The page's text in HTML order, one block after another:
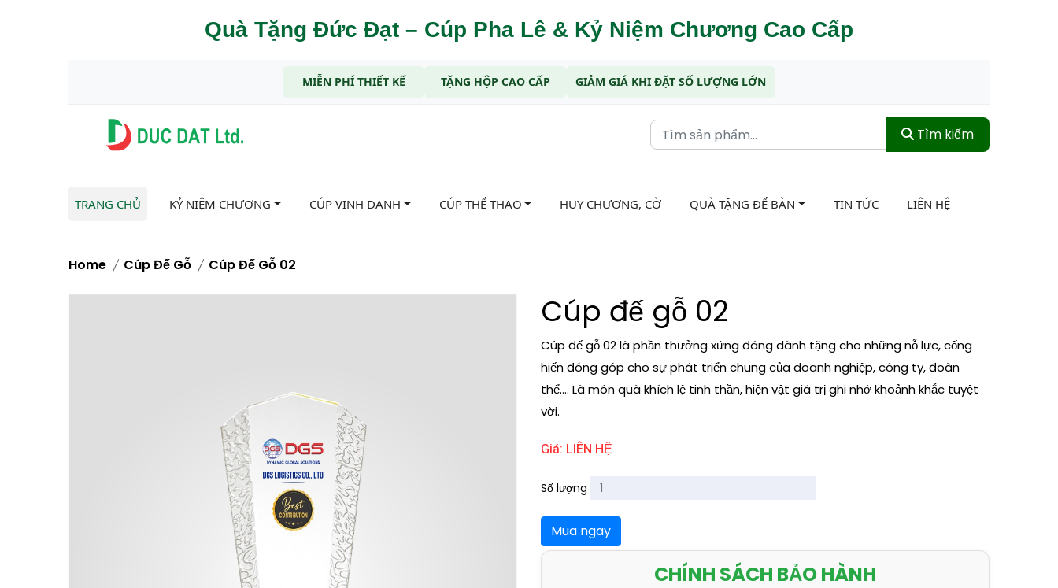
Quà Tặng Đức Đạt – Cúp Pha Lê & Kỷ Niệm Chương Cao Cấp
MIỄN PHÍ THIẾT KẾ TẶNG HỘP CAO CẤP GIẢM GIÁ KHI ĐẶT SỐ LƯỢNG LỚN
Tìm kiếm
TRANG CHỦ KỶ NIỆM CHƯƠNG CÚP VINH DANH CÚP THỂ THAO HUY CHƯƠNG, CỜ QUÀ TẶNG ĐỂ BÀN TIN TỨC LIÊN HỆ
Home Cúp Đế Gỗ Cúp Đế Gỗ 02
Cúp đế gỗ 02
Cúp đế gỗ 02 là phần thưởng xứng đáng dành tặng cho những nỗ lực, cống
hiến đóng góp cho sự phát triển chung của doanh nghiệp, công ty, đoàn
thể.... Là món quà khích lệ tinh thần, hiện vật giá trị ghi nhớ khoảnh khắc tuyệt
vời.
Giá: LIÊN HỆ
Số lượng
Mua ngay
CHÍNH SÁCH BẢO HÀNH